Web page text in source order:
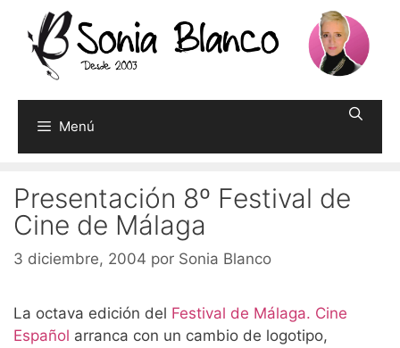
contenido
Menú
Presentación 8º Festival de
Cine de Málaga
3 diciembre, 2004 por Sonia Blanco
La octava edición del Festival de Málaga. Cine
Español arranca con un cambio de logotipo,